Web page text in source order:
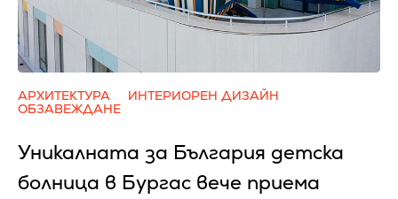
АРХИТЕКТУРА
ИНТЕРИОРЕН ДИЗАЙН
ОБЗАВЕЖДАНЕ
Уникалната за България детска
болница в Бургас вече приема